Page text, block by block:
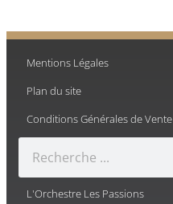
Mentions Légales
Plan du site
Conditions Générales de Vente
L'Orchestre Les Passions